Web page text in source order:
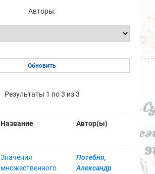
Авторы:
Результаты 1 по 3 из 3
Название Автор(ы)
Значения
множественного
Потебня,
Александр